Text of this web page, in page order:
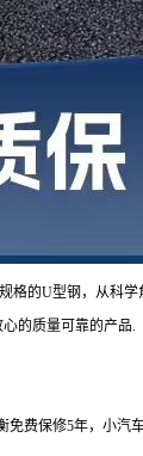
格的U型钢，从科学
的质量可靠的产品.
免费保修5年，小汽